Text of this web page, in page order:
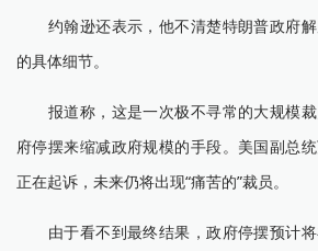
约翰逊还表示，他不清楚特朗普政府解
的具体细节。
报道称，这是一次极不寻常的大规模裁
府停摆来缩减政府规模的手段。美国副总
正在起诉，未来仍将出现“痛苦的”裁员。
由于看不到最终结果，政府停摆预计将